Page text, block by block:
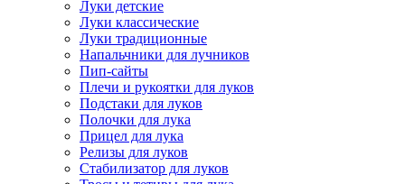
Луки детские
Луки классические
Луки традиционные
Напальчники для лучников
Пип-сайты
Плечи и рукоятки для луков
Подстаки для луков
Полочки для лука
Прицел для лука
Релизы для луков
Стабилизатор для луков